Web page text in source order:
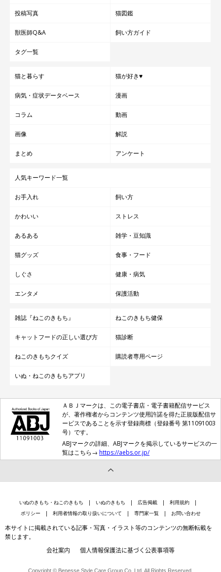
投稿写真 猫図鑑
獣医師Q&A 飼い方ガイド
タグ一覧
猫と暮らす 猫が好き♥
病気・症状データベース 漫画
コラム 動画
画像 解説
まとめ アンケート
人気キーワード一覧
お手入れ 飼い方
かわいい ストレス
あるある 雑学・豆知識
猫グッズ 食事・フード
しぐさ 健康・病気
エンタメ 保護活動
雑誌『ねこのきもち』 ねこのきもち健保
キャットフードの正しい選び方 猫診断
ねこのきもちクイズ 購読者専用ページ
いぬ・ねこのきもちアプリ
ＡＢＪマークは、この電子書店・電子書籍配信サービス
が、著作権者からコンテンツ使用許諾を得た正規版配信サ
ービスであることを示す登録商標（登録番号 第11091003
号）です。
ABJマークの詳細、ABJマークを掲示しているサービスの一
覧はこちら→ https://aebs.or.jp/
いぬのきもち・ねこのきもち いぬのきもち 広告掲載
利用規約
ポリシー
利用者情報の取り扱いについて 専門家一覧 お問い合わせ
本サイトに掲載されている記事・写真・イラスト等のコンテンツの無断転載を
禁じます。
会社案内 個人情報保護法に基づく公表事項等
Copyright © Benesse Style Care Group Co.,Ltd. All Rights Reserved.